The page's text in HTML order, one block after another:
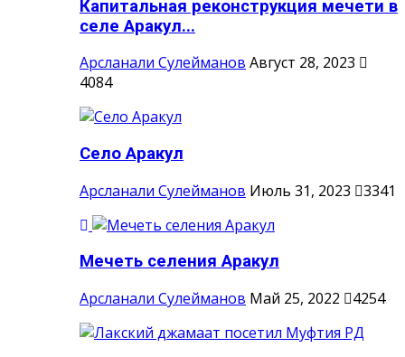
Капитальная реконструкция мечети в
селе Аракул...
Арсланали Сулейманов Август 28, 2023
4084
Село Аракул
Арсланали Сулейманов Июль 31, 2023 3341
Мечеть селения Аракул
Арсланали Сулейманов Май 25, 2022 4254